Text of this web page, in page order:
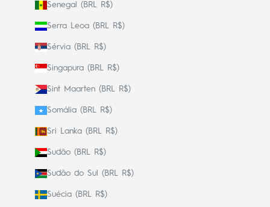
Senegal (BRL R$)
Serra Leoa (BRL R$)
Sérvia (BRL R$)
Singapura (BRL R$)
Sint Maarten (BRL R$)
Somália (BRL R$)
Sri Lanka (BRL R$)
Sudão (BRL R$)
Sudão do Sul (BRL R$)
Suécia (BRL R$)